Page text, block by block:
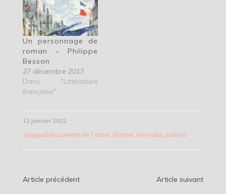
Un personnage de
roman – Philippe
Besson
27 décembre 2017
Dans "Littérature
française"
12 janvier 2022
TaggedDécouverte de l’autre, Drame, huis-clos Julliard
Navigation
Article précédent Article suivant